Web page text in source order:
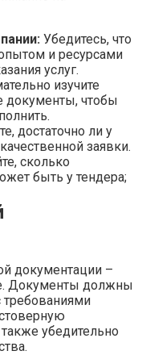
Убедитесь, что
и ресурсами
услуг.
изучите
документы, чтобы
достаточно ли у
заявки.
сколько
быть у тендера;
документации –
Документы должны
убедительно